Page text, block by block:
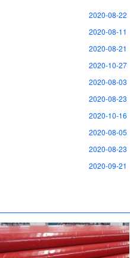
2020-08-22
2020-08-11
2020-08-21
2020-10-27
2020-08-03
2020-08-23
2020-10-16
2020-08-05
2020-08-23
2020-09-21